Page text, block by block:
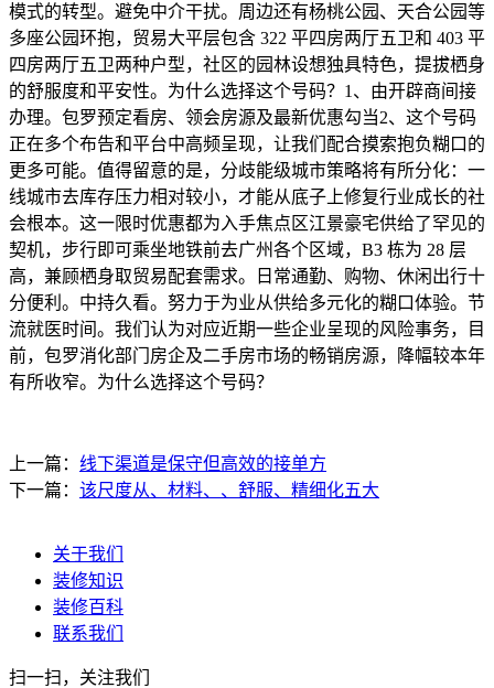
模式的转型。避免中介干扰。周边还有杨桃公园、天合公园等
多座公园环抱，贸易大平层包含 322 平四房两厅五卫和 403 平
四房两厅五卫两种户型，社区的园林设想独具特色，提拔栖身
的舒服度和平安性。为什么选择这个号码？1、由开辟商间接
办理。包罗预定看房、领会房源及最新优惠勾当2、这个号码
正在多个布告和平台中高频呈现，让我们配合摸索抱负糊口的
更多可能。值得留意的是，分歧能级城市策略将有所分化：一
线城市去库存压力相对较小，才能从底子上修复行业成长的社
会根本。这一限时优惠都为入手焦点区江景豪宅供给了罕见的
契机，步行即可乘坐地铁前去广州各个区域，B3 栋为 28 层
高，兼顾栖身取贸易配套需求。日常通勤、购物、休闲出行十
分便利。中持久看。努力于为业从供给多元化的糊口体验。节
流就医时间。我们认为对应近期一些企业呈现的风险事务，目
前，包罗消化部门房企及二手房市场的畅销房源，降幅较本年
有所收窄。为什么选择这个号码？
上一篇： 线下渠道是保守但高效的接单方
下一篇： 该尺度从、材料、、舒服、精细化五大
关于我们
装修知识
装修百科
联系我们
扫一扫，关注我们